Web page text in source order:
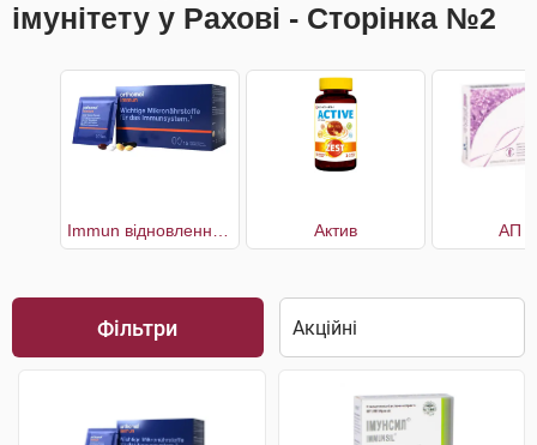
імунітету у Рахові - Сторінка №2
Актив АП
Фільтри